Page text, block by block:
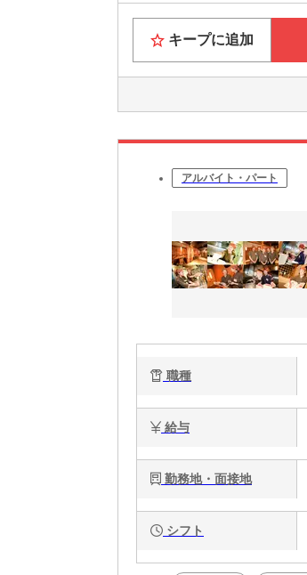
キープに追加
アルバイト・パート
職種
給与
勤務地・面接地
シフト